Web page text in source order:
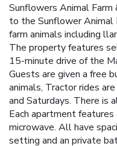
Sunflowers Animal Farm
to the Sunflower Animal
farm animals including
The property features
15-minute drive of the
Guests are given a free
animals, Tractor rides
and Saturdays. There is
Each apartment
microwave. All have
setting and an private